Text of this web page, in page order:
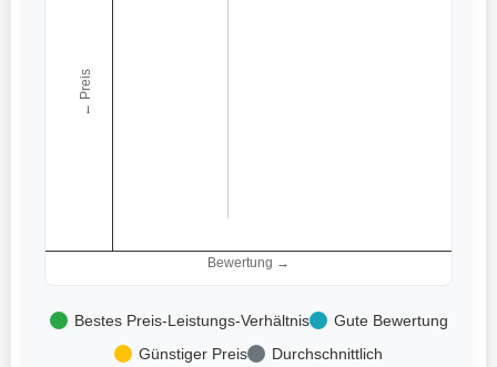
Bewertung →
← Preis
Bestes Preis-Leistungs-Verhältnis
Gute Bewertung
Günstiger Preis
Durchschnittlich